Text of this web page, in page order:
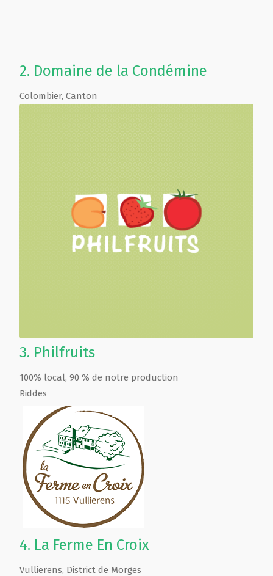
2. Domaine de la Condémine
Colombier, Canton
3. Philfruits
100% local, 90 % de notre production
Riddes
4. La Ferme En Croix
Vullierens, District de Morges